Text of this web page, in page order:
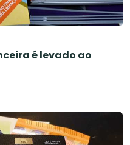
é levado ao